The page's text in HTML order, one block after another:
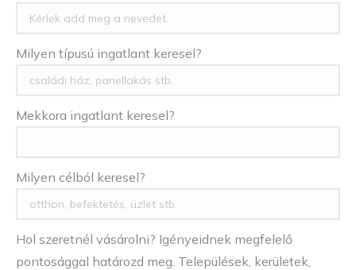
Milyen típusú ingatlant keresel?
Mekkora ingatlant keresel?
Milyen célból keresel?
Hol szeretnél vásárolni? Igényeidnek megfelelő
pontosággal határozd meg. Települések, kerületek,